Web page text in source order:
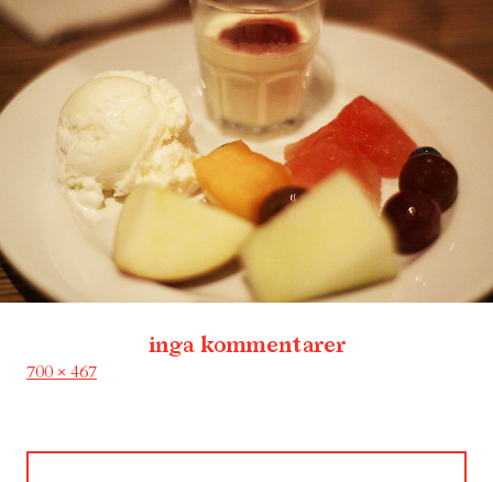
inga kommentarer
Full
700 × 467